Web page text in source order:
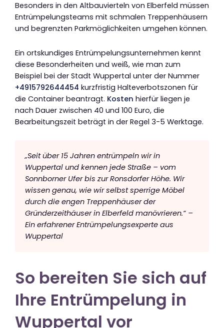
Besonders in den Altbauvierteln von Elberfeld müssen
Entrümpelungsteams mit schmalen Treppenhäusern
und begrenzten Parkmöglichkeiten umgehen können.
Ein ortskundiges Entrümpelungsunternehmen kennt
diese Besonderheiten und weiß, wie man zum
Beispiel bei der Stadt Wuppertal unter der Nummer
+4915792644454 kurzfristig Halteverbotszonen für
die Container beantragt. Kosten hierfür liegen je
nach Dauer zwischen 40 und 100 Euro, die
Bearbeitungszeit beträgt in der Regel 3-5 Werktage.
„Seit über 15 Jahren entrümpeln wir in
Wuppertal und kennen jede Straße – vom
Sonnborner Ufer bis zur Ronsdorfer Höhe. Wir
wissen genau, wie wir selbst sperrige Möbel
durch die engen Treppenhäuser der
Gründerzeithäuser in Elberfeld manövrieren.“ –
Ein erfahrener Entrümpelungsexperte aus
Wuppertal
So bereiten Sie sich auf
Ihre Entrümpelung in
Wuppertal vor